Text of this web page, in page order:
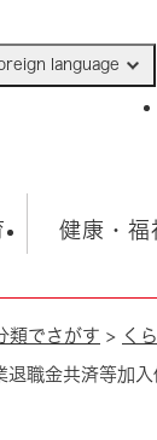
language
民票・戸籍
健康・福
福祉・
観光
類でさがす > く
退職金共済等加